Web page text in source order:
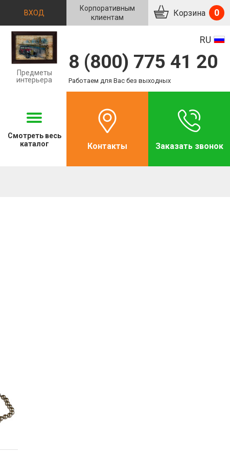
ВХОД
Корпоративным
клиентам
Корзина 0
Предметы
интерьера
Смотреть весь
каталог
RU
8 (800) 775 41 20
Работаем для Вас без выходных
Контакты Заказать звонок